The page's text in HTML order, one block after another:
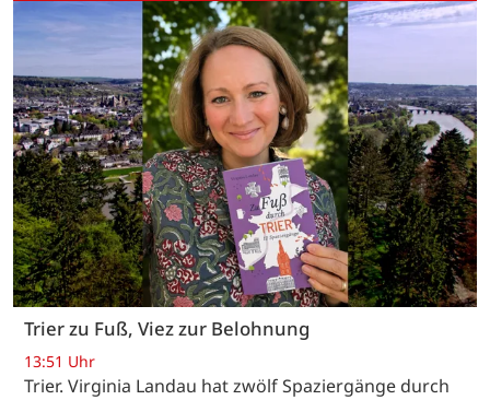
Trier zu Fuß, Viez zur Belohnung
13:51 Uhr
Trier. Virginia Landau hat zwölf Spaziergänge durch